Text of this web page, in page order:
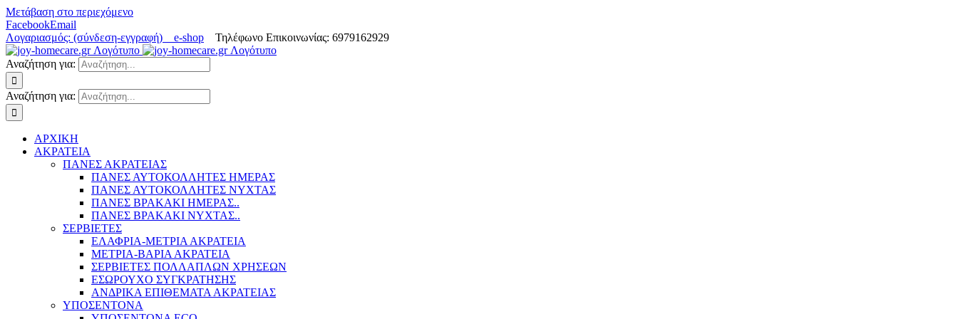
Μετάβαση στο περιεχόμενο
FacebookEmail
Λογαριασμός: (σύνδεση-εγγραφή) e-shop Τηλέφωνο Επικοινωνίας: 6979162929
Αναζήτηση για:
Αναζήτηση για:
ΑΡΧΙΚΗ
ΑΚΡΑΤΕΙΑ
ΠΑΝΕΣ ΑΚΡΑΤΕΙΑΣ
ΠΑΝΕΣ ΑΥΤΟΚΟΛΛΗΤΕΣ ΗΜΕΡΑΣ
ΠΑΝΕΣ ΑΥΤΟΚΟΛΛΗΤΕΣ ΝΥΧΤΑΣ
ΠΑΝΕΣ ΒΡΑΚΑΚΙ ΗΜΕΡΑΣ..
ΠΑΝΕΣ ΒΡΑΚΑΚΙ ΝΥΧΤΑΣ..
ΣΕΡΒΙΕΤΕΣ
ΕΛΑΦΡΙΑ-ΜΕΤΡΙΑ ΑΚΡΑΤΕΙΑ
ΜΕΤΡΙΑ-ΒΑΡΙΑ ΑΚΡΑΤΕΙΑ
ΣΕΡΒΙΕΤΕΣ ΠΟΛΛΑΠΛΩΝ ΧΡΗΣΕΩΝ
ΕΣΩΡΟΥΧΟ ΣΥΓΚΡΑΤΗΣΗΣ
ΑΝΔΡΙΚΑ ΕΠΙΘΕΜΑΤΑ ΑΚΡΑΤΕΙΑΣ
ΥΠΟΣΕΝΤΟΝΑ